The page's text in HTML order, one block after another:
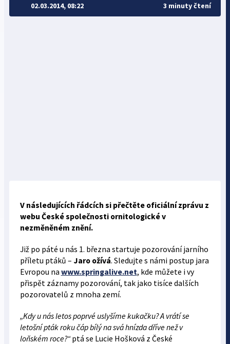
02.03.2014, 08:22
3 minuty čtení
V následujících řádcích si přečtěte oficiální zprávu z
webu České společnosti ornitologické v
nezměněném znění.
Již po páté u nás 1. března startuje pozorování jarního
příletu ptáků – Jaro ožívá. Sledujte s námi postup jara
Evropou na www.springalive.net, kde můžete i vy
přispět záznamy pozorování, tak jako tisíce dalších
pozorovatelů z mnoha zemí.
„Kdy u nás letos poprvé uslyšíme kukačku? A vrátí se
letošní pták roku čáp bílý na svá hnízda dříve než v
loňském roce?“ptá se Lucie Hošková z České